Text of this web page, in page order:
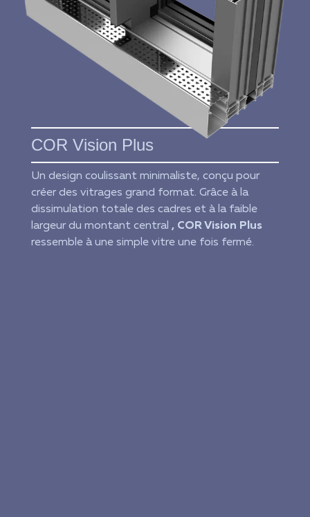
COR Vision Plus
Un design coulissant minimaliste, conçu pour
créer des vitrages grand format. Grâce à la
dissimulation totale des cadres et à la faible
largeur du montant central , COR Vision Plus
ressemble à une simple vitre une fois fermé.